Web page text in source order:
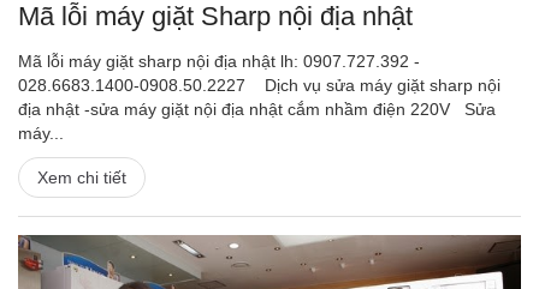
Mã lỗi máy giặt Sharp nội địa nhật
Mã lỗi máy giặt sharp nội địa nhật lh: 0907.727.392 -
028.6683.1400-0908.50.2227 Dịch vụ sửa máy giặt sharp nội
địa nhật -sửa máy giặt nội địa nhật cắm nhầm điện 220V Sửa
máy...
Xem chi tiết